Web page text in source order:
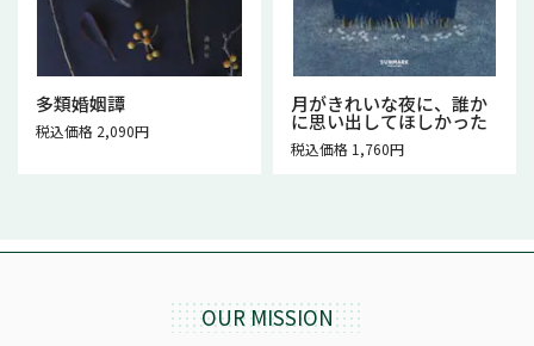
多類婚姻譚
税込価格 2,090円
月がきれいな夜に、誰か
に思い出してほしかった
税込価格 1,760円
OUR MISSION